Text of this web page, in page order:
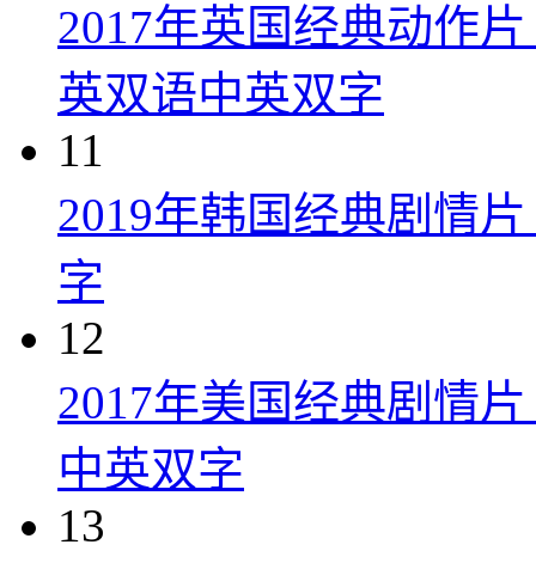
2017年英国经典动作
英双语中英双字
11
2019年韩国经典剧情
字
12
2017年美国经典剧情
中英双字
13